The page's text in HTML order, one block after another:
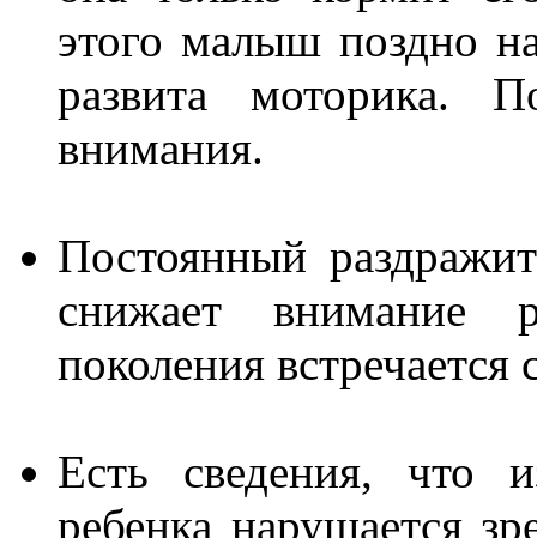
этого малыш поздно
развита моторика.
внимания.
Постоянный
снижает внимание
поколения
Есть сведения, что
ребенка нарушается